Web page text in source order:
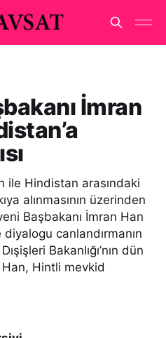
İmran
ile Hindistan arasındaki
alınmasının üzerinden
Başbakanı İmran Han
canlandırmanın
Bakanlığı’nın dün
Han, Hintli mevkid